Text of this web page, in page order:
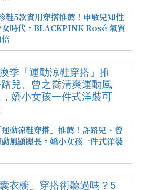
鞋5款實用穿搭推薦！申敏兒知性
女時代，BLACKPINK Rosé 氣質
動涼鞋穿搭」推薦！許路兒、曾
風顯腿長，嬌小女孩一件式洋裝